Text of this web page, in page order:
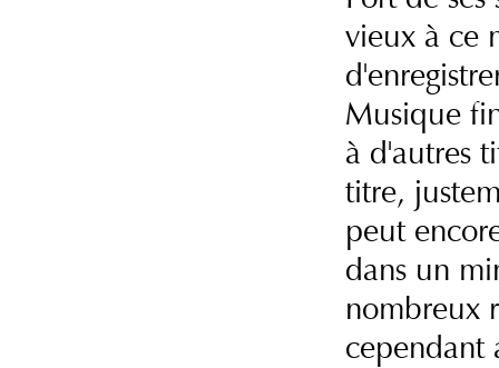
vieux à ce
Musique
à d'autres
titre,
peut
dans un
nombreux
cependant